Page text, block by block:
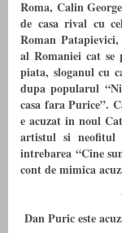
Roma, Calin
de casa rival cu
Roman
al Romaniei cat
piata, sloganul cu
dupa popularul
casa fara Purice”.
e acuzat in noul
artistul si
intrebarea “Cine
cont de mimica
Dan Puric este